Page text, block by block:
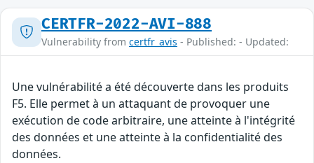
CERTFR-2022-AVI-888
Vulnerability from certfr_avis - Published: - Updated:
Une vulnérabilité a été découverte dans les produits
F5. Elle permet à un attaquant de provoquer une
exécution de code arbitraire, une atteinte à l'intégrité
des données et une atteinte à la confidentialité des
données.